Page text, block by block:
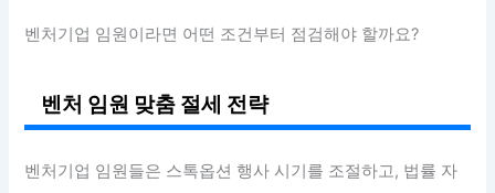
벤처기업 임원이라면 어떤 조건부터 점검해야 할까요?
벤처 임원 맞춤 절세 전략
벤처기업 임원들은 스톡옵션 행사 시기를 조절하고, 법률 자